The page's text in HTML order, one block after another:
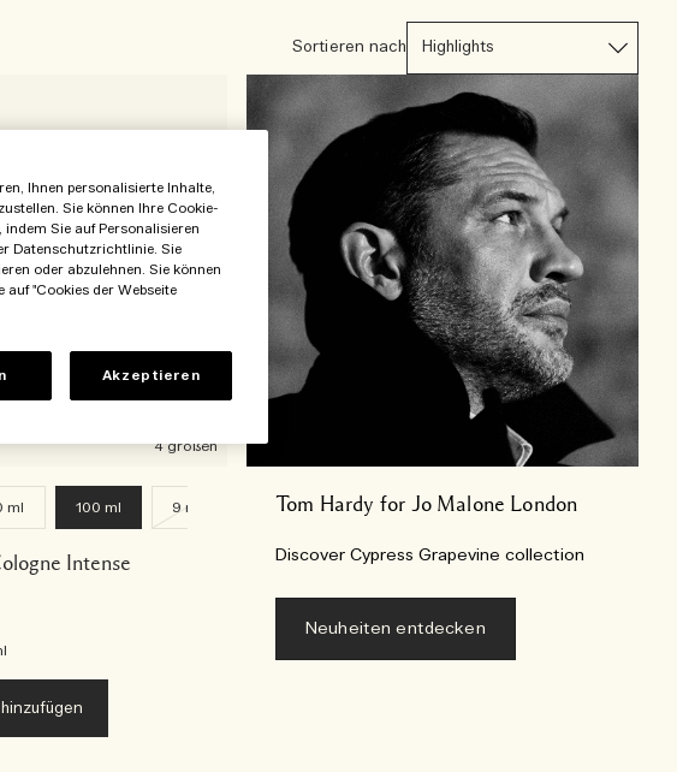
Sortieren nach
4 größen
ml 100 ml 9 ml
Intense
Tom Hardy for Jo Malone London​
Discover Cypress Grapevine collection
Neuheiten entdecken
Ihnen personalisierte Inhalte,
Sie können Ihre Cookie-
Sie auf Personalisieren
Datenschutzrichtlinie. Sie
oder abzulehnen. Sie können
"Cookies der Webseite
Akzeptieren